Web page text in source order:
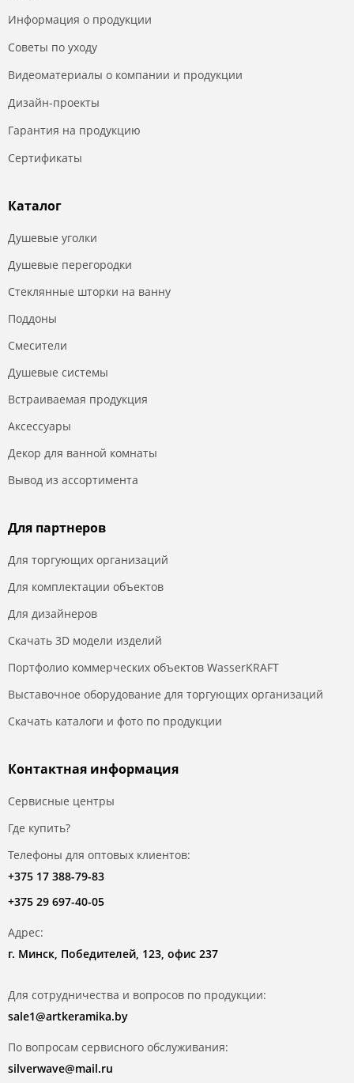
Информация о продукции
Советы по уходу
Видеоматериалы о компании и продукции
Дизайн-проекты
Гарантия на продукцию
Сертификаты
Каталог
Душевые уголки
Душевые перегородки
Стеклянные шторки на ванну
Поддоны
Смесители
Душевые системы
Встраиваемая продукция
Аксессуары
Декор для ванной комнаты
Вывод из ассортимента
Для партнеров
Для торгующих организаций
Для комплектации объектов
Для дизайнеров
Скачать 3D модели изделий
Портфолио коммерческих объектов WasserKRAFT
Выставочное оборудование для торгующих организаций
Скачать каталоги и фото по продукции
Контактная информация
Сервисные центры
Где купить?
Телефоны для оптовых клиентов:
+375 17 388-79-83
+375 29 697-40-05
Адрес:
г. Минск, Победителей, 123, офис 237
Для сотрудничества и вопросов по продукции:
sale1@artkeramika.by
По вопросам сервисного обслуживания:
silverwave@mail.ru